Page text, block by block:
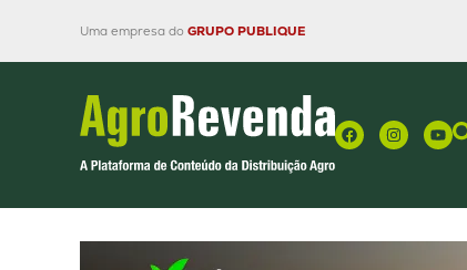
Uma empresa do GRUPO PUBLIQUE